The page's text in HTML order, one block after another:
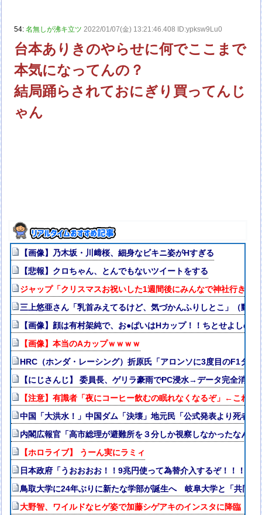
54:名無しが沸キ立ツ 2022/01/07(金) 13:21:46.408 ID:ypksw9Lu0
台本ありきのやらせに何でここまで
本気になってんの？
結局踊らされておにぎり買ってんじ
ゃん
【画像】乃木坂・川﨑桜、細身なビキニ姿がHすぎる
【悲報】クロちゃん、とんでもないツイートをする
ジャップ「クリスマスお祝いした1週間後にみんなで神社行きま
三上悠亜さん「乳首みえてるけど、気づかんふりしとこ」（動画
【画像】顔は有村架純で、お●ぱいはHカップ！！ちとせよしの
【画像】本当のAカップｗｗｗｗ
HRC（ホンダ・レーシング）折原氏「アロンソに3度目のF1タイ
【にじさんじ】 委員長、ゲリラ豪雨でPC浸水→データ完全消失
【注意】有識者「夜にコーヒー飲むの眠れなくなるぞ」←これ・
中国「大洪水！」中国ダム「決壊」地元民「公式発表より死者
内閣広報官「高市総理が避難所を３分しか視察しなかったなん
【ホロライブ】 うーん実にラミィ
日本政府「うおおおお！！9兆円使って為替介入するぞ！！！
鳥取大学に24年ぶりに新たな学部が誕生へ 岐阜大学と「共同
大野智、ワイルドなヒゲ姿で加藤シゲアキのインスタに降臨！本